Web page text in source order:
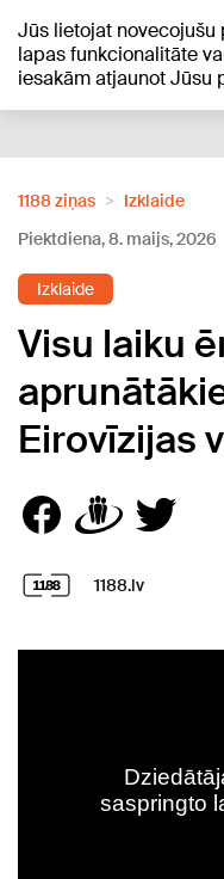
Jūs lietojat
lapas funkcionalitāte
iesakām atjaunot Jūsu
+23°C
1188 ziņas
Izklaide
Piektdiena, 8. maijs, 2026
Izklaide
Visu laiku
Eirovīzijas
1188.lv